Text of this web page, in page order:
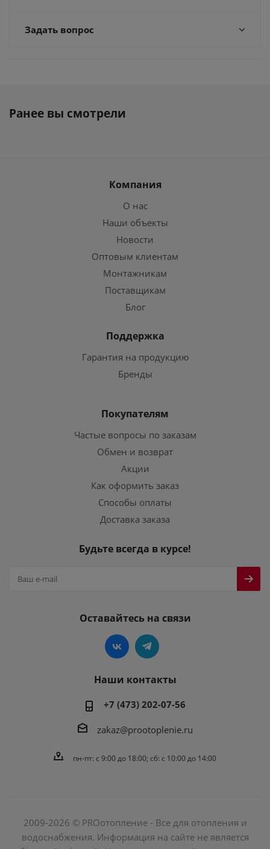
Задать вопрос
Ранее вы смотрели
Компания
О нас
Наши объекты
Новости
Оптовым клиентам
Монтажникам
Поставщикам
Блог
Поддержка
Гарантия на продукцию
Бренды
Покупателям
Частые вопросы по заказам
Обмен и возврат
Акции
Как оформить заказ
Способы оплаты
Доставка заказа
Будьте всегда в курсе!
Оставайтесь на связи
Наши контакты
+7 (473) 202-07-56
zakaz@prootoplenie.ru
пн-пт: c 9:00 до 18:00; сб: с 10:00 до 14:00
2009-2026 © PROотопление - Все для отопления и
водоснабжения. Информация на сайте не является